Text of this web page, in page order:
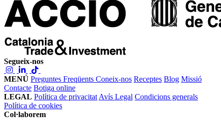
Segueix-nos
MENÚ Preguntes Freqüents Coneix-nos Receptes Blog Missió
Contacte Botiga online
LEGAL Política de privacitat Avís Legal Condicions generals
Política de cookies
Col·laborem